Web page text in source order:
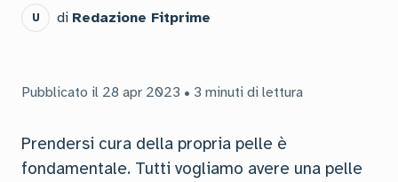
U di Redazione Fitprime
Pubblicato il 28 apr 2023 • 3 minuti di lettura
Prendersi cura della propria pelle è
fondamentale. Tutti vogliamo avere una pelle